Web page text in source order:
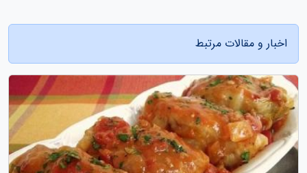
اخبار و مقالات مرتبط